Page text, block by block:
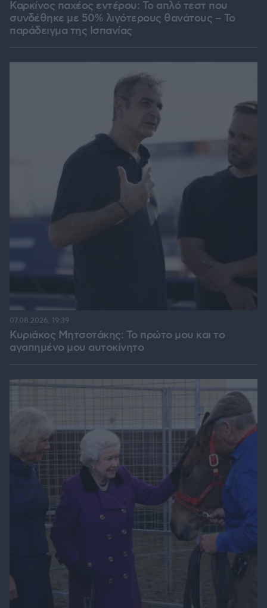
Καρκίνος παχέος εντέρου: Το απλό τεστ που
συνδέθηκε με 50% λιγότερους θανάτους – Το
παράδειγμα της Ισπανίας
Κυριάκος Μητσοτάκης: Το πρώτο μου και το
αγαπημένο μου αυτοκίνητο
07.08.2026, 19:39